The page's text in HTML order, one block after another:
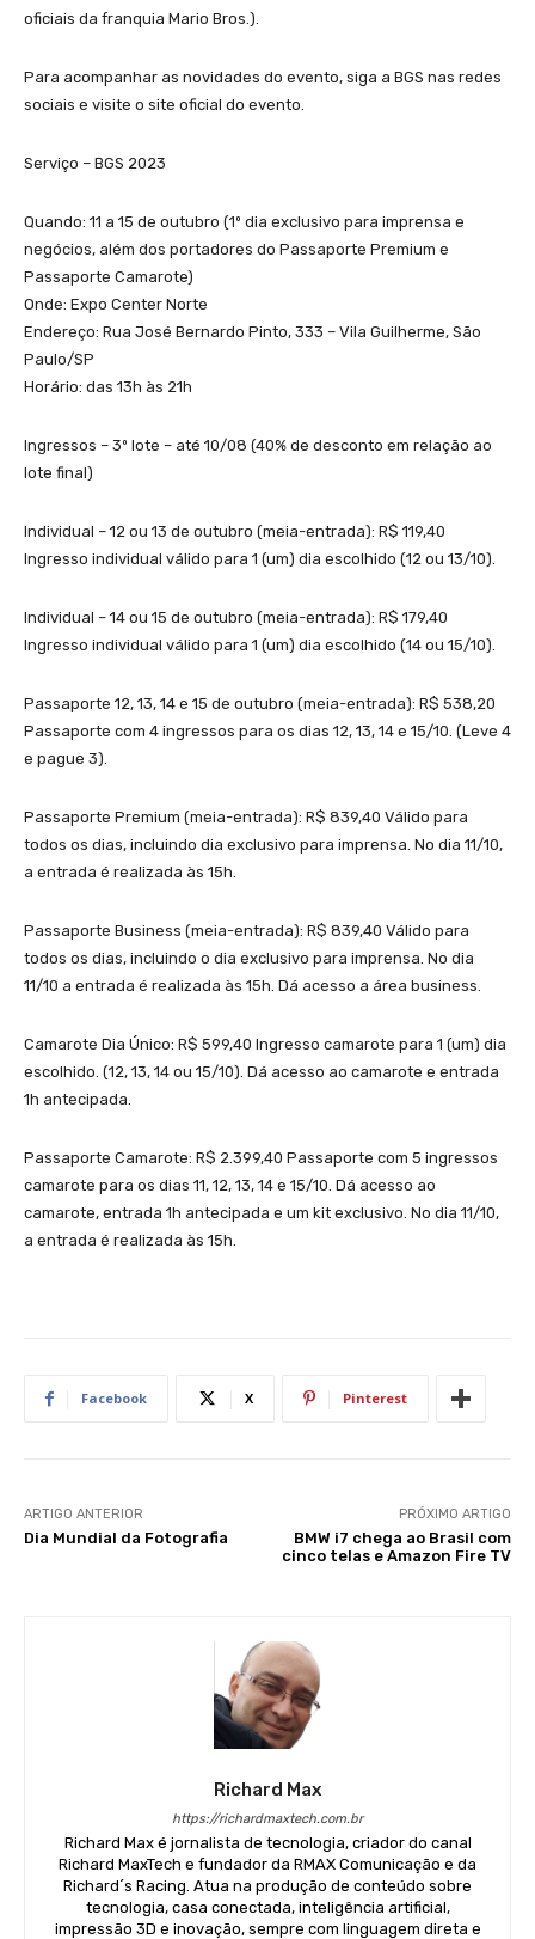
oficiais da franquia Mario Bros.).
Para acompanhar as novidades do evento, siga a BGS nas redes
sociais e visite o site oficial do evento.
Serviço – BGS 2023
Quando: 11 a 15 de outubro (1º dia exclusivo para imprensa e
negócios, além dos portadores do Passaporte Premium e
Passaporte Camarote)
Onde: Expo Center Norte
Endereço: Rua José Bernardo Pinto, 333 – Vila Guilherme, São
Paulo/SP
Horário: das 13h às 21h
Ingressos – 3º lote – até 10/08 (40% de desconto em relação ao
lote final)
Individual – 12 ou 13 de outubro (meia-entrada): R$ 119,40
Ingresso individual válido para 1 (um) dia escolhido (12 ou 13/10).
Individual – 14 ou 15 de outubro (meia-entrada): R$ 179,40
Ingresso individual válido para 1 (um) dia escolhido (14 ou 15/10).
Passaporte 12, 13, 14 e 15 de outubro (meia-entrada): R$ 538,20
Passaporte com 4 ingressos para os dias 12, 13, 14 e 15/10. (Leve 4
e pague 3).
Passaporte Premium (meia-entrada): R$ 839,40 Válido para
todos os dias, incluindo dia exclusivo para imprensa. No dia 11/10,
a entrada é realizada às 15h.
Passaporte Business (meia-entrada): R$ 839,40 Válido para
todos os dias, incluindo o dia exclusivo para imprensa. No dia
11/10 a entrada é realizada às 15h. Dá acesso a área business.
Camarote Dia Único: R$ 599,40 Ingresso camarote para 1 (um) dia
escolhido. (12, 13, 14 ou 15/10). Dá acesso ao camarote e entrada
1h antecipada.
Passaporte Camarote: R$ 2.399,40 Passaporte com 5 ingressos
camarote para os dias 11, 12, 13, 14 e 15/10. Dá acesso ao
camarote, entrada 1h antecipada e um kit exclusivo. No dia 11/10,
a entrada é realizada às 15h.
Facebook X Pinterest
ARTIGO ANTERIOR
Dia Mundial da Fotografia
PRÓXIMO ARTIGO
BMW i7 chega ao Brasil com
cinco telas e Amazon Fire TV
Richard Max
https://richardmaxtech.com.br
Richard Max é jornalista de tecnologia, criador do canal
Richard MaxTech e fundador da RMAX Comunicação e da
Richard´s Racing. Atua na produção de conteúdo sobre
tecnologia, casa conectada, inteligência artificial,
impressão 3D e inovação, sempre com linguagem direta e